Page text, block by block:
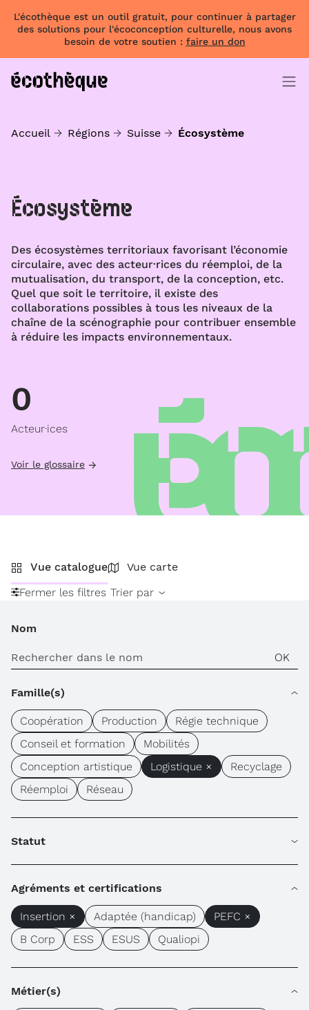
L'écothèque est un outil gratuit, pour continuer à partager
des solutions pour l'écoconception culturelle, nous avons
besoin de votre soutien : faire un don
Accueil Régions Suisse Écosystème
Écosystème
Des écosystèmes territoriaux favorisant l’économie
circulaire, avec des acteur·rices du réemploi, de la
mutualisation, du transport, de la conception, etc.
Quel que soit le territoire, il existe des
collaborations possibles à tous les niveaux de la
chaîne de la scénographie pour contribuer ensemble
à réduire les impacts environnementaux.
0
Acteur·ices
Voir le glossaire
Vue catalogue
Vue carte
Fermer les filtres Trier par
Nom
Famille(s)
Coopération Production
Régie technique
Conseil et formation
Mobilités
Conception artistique
Logistique ×
Recyclage
Réemploi
Réseau
Statut
Agréments et certifications
Insertion × Adaptée (handicap)
PEFC ×
B Corp
ESS ESUS Qualiopi
Métier(s)